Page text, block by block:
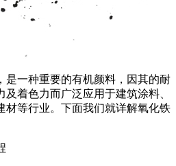
是一种重要的有机颜料，因其的耐
着色力而广泛应用于建筑涂料、
材等行业。下面我们就详解氧化铁